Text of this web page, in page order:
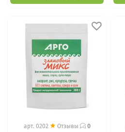
арт. 0202 Отзывы 0